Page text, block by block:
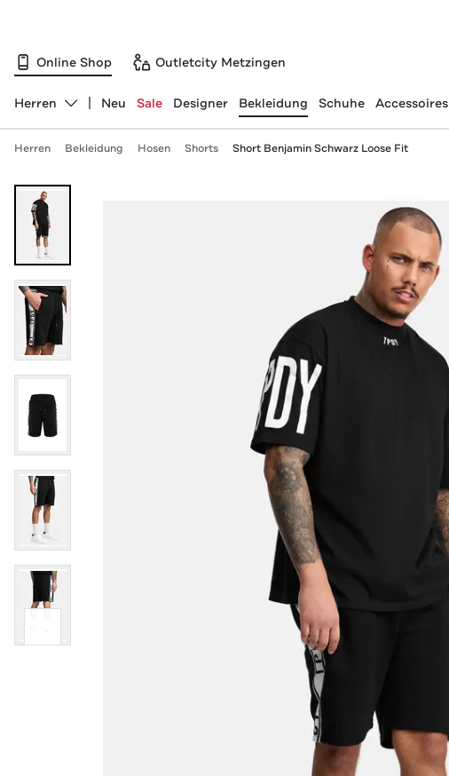
Online Shop Outletcity Metzingen
Abteilung ändern, ausgewählt:
Herren Neu Sale Designer Bekleidung Schuhe Accessoires
Herren Bekleidung Hosen Shorts Short Benjamin Schwarz Loose Fit